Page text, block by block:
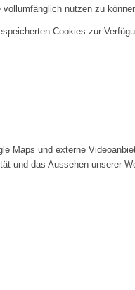
nutzen zu
Cookies zur
Maps und externe
und das Aussehen unserer